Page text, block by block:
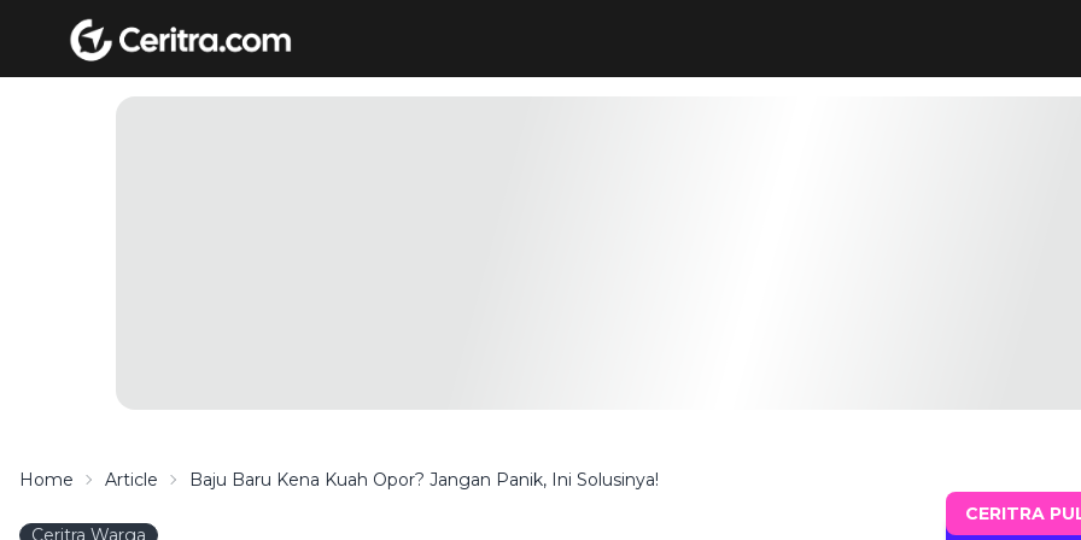
Home Article Baju Baru Kena Kuah Opor? Jangan Panik, Ini Solusinya!
Ceritra Warga
CERITRA